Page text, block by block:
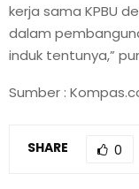
kerja sama KPBU
dalam
induk tentunya,”
Sumber :
SHARE 0